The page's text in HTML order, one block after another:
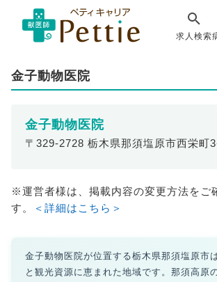
求人検索
金子動物医院
金子動物医院
〒329-2728 栃木県那須塩原市西栄町
※運営者様は、掲載内容の変更方法をご
す。
＜詳細はこちら＞
金子動物医院が位置する栃木県那須塩原市
と観光資源に恵まれた地域です。那須高原